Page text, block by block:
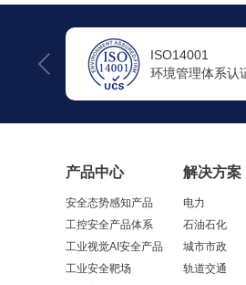
信息安全管理体系认
产品中心
安全态势感知产品
工控安全产品体系
工业视觉AI安全产品
工业安全靶场
解决方案
电力
石油石化
城市市政
轨道交通